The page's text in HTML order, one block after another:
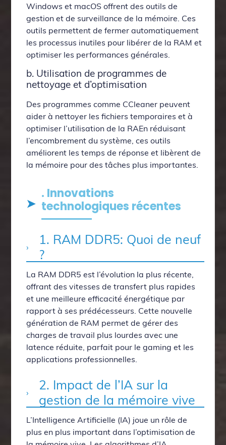
Windows et macOS offrent des outils de
gestion et de surveillance de la mémoire. Ces
outils permettent de fermer automatiquement
les processus inutiles pour libérer de la RAM et
optimiser les performances générales.
b. Utilisation de programmes de
nettoyage et d’optimisation
Des programmes comme CCleaner peuvent
aider à nettoyer les fichiers temporaires et à
optimiser l’utilisation de la RAEn réduisant
l’encombrement du système, ces outils
améliorent les temps de réponse et libèrent de
la mémoire pour des tâches plus importantes.
. Innovations
technologiques récentes
1. RAM DDR5: Quoi de neuf
?
La RAM DDR5 est l’évolution la plus récente,
offrant des vitesses de transfert plus rapides
et une meilleure efficacité énergétique par
rapport à ses prédécesseurs. Cette nouvelle
génération de RAM permet de gérer des
charges de travail plus lourdes avec une
latence réduite, parfait pour le gaming et les
applications professionnelles.
2. Impact de l’IA sur la
gestion de la mémoire vive
L’Intelligence Artificielle (IA) joue un rôle de
plus en plus important dans l’optimisation de